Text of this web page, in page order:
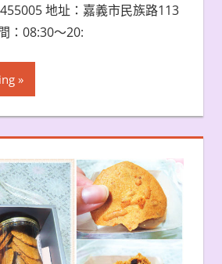
地址：嘉義市民族路113
：08:30～20: